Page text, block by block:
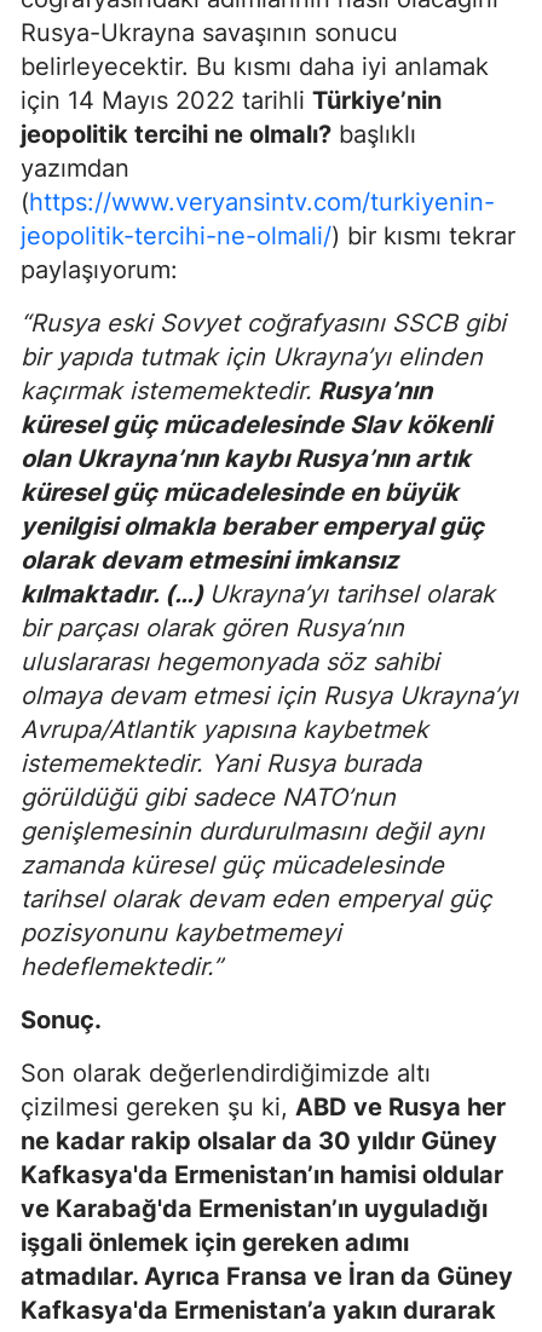
Rusya-Ukrayna savaşının sonucu
belirleyecektir. Bu kısmı daha iyi anlamak
için 14 Mayıs 2022 tarihli Türkiye’nin
jeopolitik tercihi ne olmalı? başlıklı
yazımdan
(https://www.veryansintv.com/turkiyenin-
jeopolitik-tercihi-ne-olmali/) bir kısmı tekrar
paylaşıyorum:
“Rusya eski Sovyet coğrafyasını SSCB gibi
bir yapıda tutmak için Ukrayna’yı elinden
kaçırmak istememektedir. Rusya’nın
küresel güç mücadelesinde Slav kökenli
olan Ukrayna’nın kaybı Rusya’nın artık
küresel güç mücadelesinde en büyük
yenilgisi olmakla beraber emperyal güç
olarak devam etmesini imkansız
kılmaktadır. (…) Ukrayna’yı tarihsel olarak
bir parçası olarak gören Rusya’nın
uluslararası hegemonyada söz sahibi
olmaya devam etmesi için Rusya Ukrayna’yı
Avrupa/Atlantik yapısına kaybetmek
istememektedir. Yani Rusya burada
görüldüğü gibi sadece NATO’nun
genişlemesinin durdurulmasını değil aynı
zamanda küresel güç mücadelesinde
tarihsel olarak devam eden emperyal güç
pozisyonunu kaybetmemeyi
hedeflemektedir.”
Sonuç.
Son olarak değerlendirdiğimizde altı
çizilmesi gereken şu ki, ABD ve Rusya her
ne kadar rakip olsalar da 30 yıldır Güney
Kafkasya'da Ermenistan’ın hamisi oldular
ve Karabağ'da Ermenistan’ın uyguladığı
işgali önlemek için gereken adımı
atmadılar. Ayrıca Fransa ve İran da Güney
Kafkasya'da Ermenistan’a yakın durarak